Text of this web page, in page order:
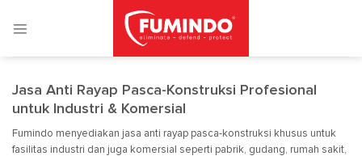
Jasa Anti Rayap Pasca-Konstruksi Profesional
untuk Industri & Komersial
Fumindo menyediakan jasa anti rayap pasca-konstruksi khusus untuk
fasilitas industri dan juga komersial seperti pabrik, gudang, rumah sakit,